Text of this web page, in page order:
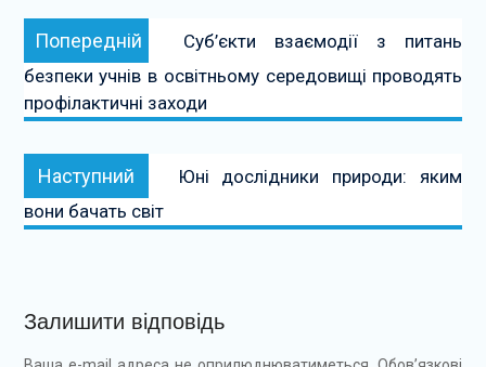
Навігація
записів
Попередній Попередній:
Суб’єкти взаємодії з питань
безпеки учнів в освітньому середовищі проводять
профілактичні заходи
Наступний Наступний:
Юні дослідники природи: яким
вони бачать світ
Залишити відповідь